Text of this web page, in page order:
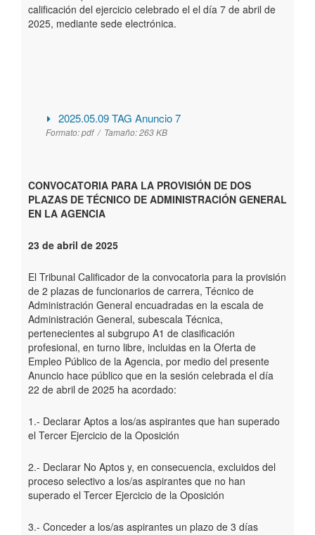
calificación del ejercicio celebrado el el día 7 de abril de
2025, mediante sede electrónica.
2025.05.09 TAG Anuncio 7
Formato:pdf / Tamaño:263 KB
CONVOCATORIA PARA LA PROVISIÓN DE DOS
PLAZAS DE TÉCNICO DE ADMINISTRACIÓN GENERAL
EN LA AGENCIA
23 de abril de 2025
El Tribunal Calificador de la convocatoria para la provisión
de 2 plazas de funcionarios de carrera, Técnico de
Administración General encuadradas en la escala de
Administración General, subescala Técnica,
pertenecientes al subgrupo A1 de clasificación
profesional, en turno libre, incluidas en la Oferta de
Empleo Público de la Agencia, por medio del presente
Anuncio hace público que en la sesión celebrada el día
22 de abril de 2025 ha acordado:
1.- Declarar Aptos a los/as aspirantes que han superado
el Tercer Ejercicio de la Oposición
2.- Declarar No Aptos y, en consecuencia, excluidos del
proceso selectivo a los/as aspirantes que no han
superado el Tercer Ejercicio de la Oposición
3.- Conceder a los/as aspirantes un plazo de 3 días